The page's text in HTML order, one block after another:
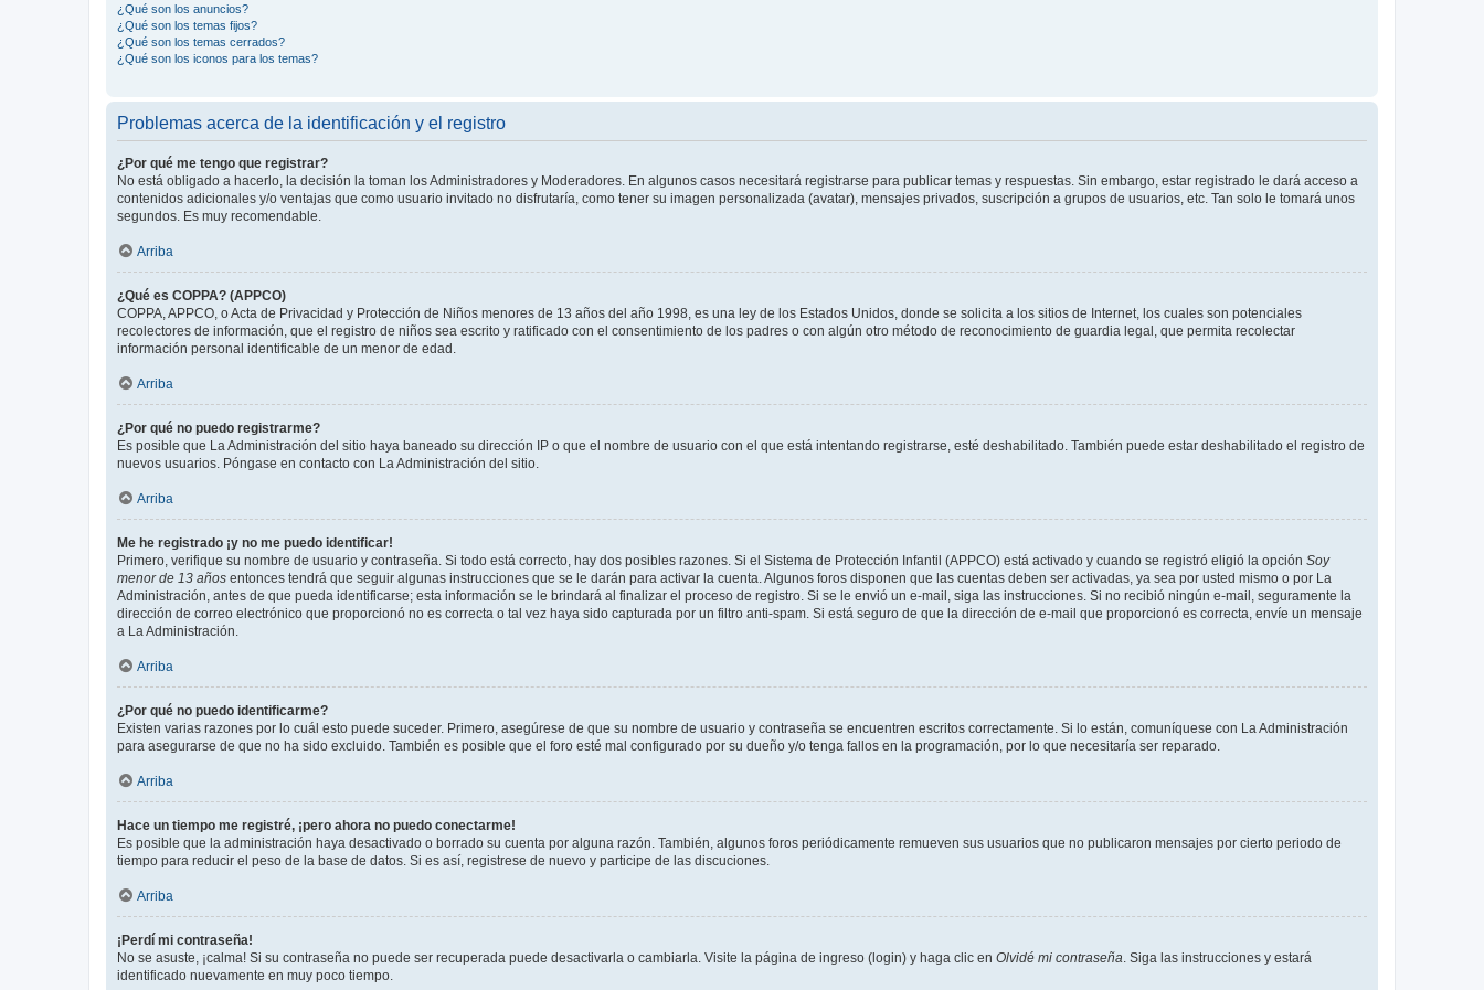
¿Qué son los anuncios?
¿Qué son los temas fijos?
¿Qué son los temas cerrados?
¿Qué son los iconos para los temas?
Problemas acerca de la identificación y el registro
¿Por qué me tengo que registrar?
No está obligado a hacerlo, la decisión la toman los Administradores y Moderadores. En algunos casos necesitará registrarse para publicar temas y respuestas. Sin embargo, estar registrado le dará acceso a
contenidos adicionales y/o ventajas que como usuario invitado no disfrutaría, como tener su imagen personalizada (avatar), mensajes privados, suscripción a grupos de usuarios, etc. Tan solo le tomará unos
segundos. Es muy recomendable.
Arriba
¿Qué es COPPA? (APPCO)
COPPA, APPCO, o Acta de Privacidad y Protección de Niños menores de 13 años del año 1998, es una ley de los Estados Unidos, donde se solicita a los sitios de Internet, los cuales son potenciales
recolectores de información, que el registro de niños sea escrito y ratificado con el consentimiento de los padres o con algún otro método de reconocimiento de guardia legal, que permita recolectar
información personal identificable de un menor de edad.
Arriba
¿Por qué no puedo registrarme?
Es posible que La Administración del sitio haya baneado su dirección IP o que el nombre de usuario con el que está intentando registrarse, esté deshabilitado. También puede estar deshabilitado el registro de
nuevos usuarios. Póngase en contacto con La Administración del sitio.
Arriba
Me he registrado ¡y no me puedo identificar!
Primero, verifique su nombre de usuario y contraseña. Si todo está correcto, hay dos posibles razones. Si el Sistema de Protección Infantil (APPCO) está activado y cuando se registró eligió la opción Soy
menor de 13 años entonces tendrá que seguir algunas instrucciones que se le darán para activar la cuenta. Algunos foros disponen que las cuentas deben ser activadas, ya sea por usted mismo o por La
Administración, antes de que pueda identificarse; esta información se le brindará al finalizar el proceso de registro. Si se le envió un e-mail, siga las instrucciones. Si no recibió ningún e-mail, seguramente la
dirección de correo electrónico que proporcionó no es correcta o tal vez haya sido capturada por un filtro anti-spam. Si está seguro de que la dirección de e-mail que proporcionó es correcta, envíe un mensaje
a La Administración.
Arriba
¿Por qué no puedo identificarme?
Existen varias razones por lo cuál esto puede suceder. Primero, asegúrese de que su nombre de usuario y contraseña se encuentren escritos correctamente. Si lo están, comuníquese con La Administración
para asegurarse de que no ha sido excluido. También es posible que el foro esté mal configurado por su dueño y/o tenga fallos en la programación, por lo que necesitaría ser reparado.
Arriba
Hace un tiempo me registré, ¡pero ahora no puedo conectarme!
Es posible que la administración haya desactivado o borrado su cuenta por alguna razón. También, algunos foros periódicamente remueven sus usuarios que no publicaron mensajes por cierto periodo de
tiempo para reducir el peso de la base de datos. Si es así, registrese de nuevo y participe de las discuciones.
Arriba
¡Perdí mi contraseña!
No se asuste, ¡calma! Si su contraseña no puede ser recuperada puede desactivarla o cambiarla. Visite la página de ingreso (login) y haga clic en Olvidé mi contraseña. Siga las instrucciones y estará
identificado nuevamente en muy poco tiempo.